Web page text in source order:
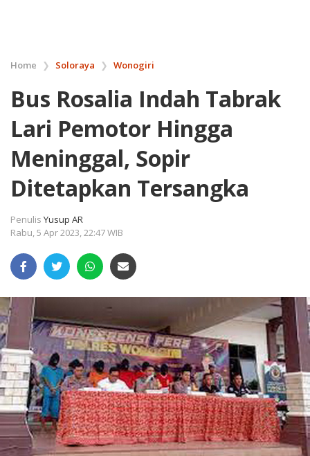
Home ❯ Soloraya ❯ Wonogiri
Bus Rosalia Indah Tabrak
Lari Pemotor Hingga
Meninggal, Sopir
Ditetapkan Tersangka
Penulis Yusup AR
Rabu, 5 Apr 2023, 22:47 WIB